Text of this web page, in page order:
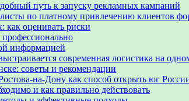
путь к запуску рекламных кампаний
по платному привлечению клиентов
как оценивать риски
информацией
современная логистика на
советы и рекомендации
на-Дону как способ открыть юг
и как правильно действовать